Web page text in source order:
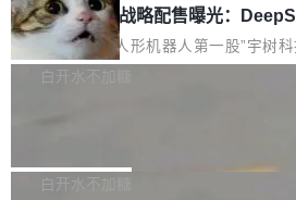
器 Prime Agent 的架构和市面上大多数
agent 有本质区别。大多数 agent
计是基于早期模型的能力—...
但它可能是主流开源项目中关于 AI 辅助
细致的一份规则。 政策的核心只有一句
可以用来分析、提炼、审阅、建议，但
不得生成涉及安全性的关键变更，除非作
宇树科技 IPO 战略配售曝光：
ek 获配 93.3 万股，锁定 36 个月
8月6日晚间，“人形机器人第一股”宇树科
有限公司披露IPO发行价格及战略配售结
36个月。 公告显示，本次宇树科技战略
白开水不加糖
Bug fixes and enhancements 修复多次
白开水不加糖